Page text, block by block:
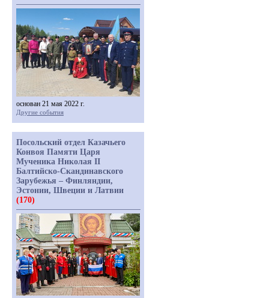
основан 21 мая 2022 г.
Другие события
Посольский отдел Казачьего
Конвоя Памяти Царя
Мученика Николая II
Балтийско-Скандинавского
Зарубежья – Финляндии,
Эстонии, Швеции и Латвии
(170)